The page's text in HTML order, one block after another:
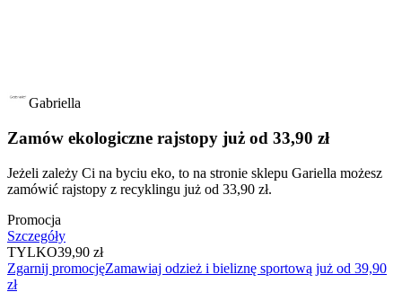
Gabriella
Zamów ekologiczne rajstopy już od 33,90 zł
Jeżeli zależy Ci na byciu eko, to na stronie sklepu Gariella możesz
zamówić rajstopy z recyklingu już od 33,90 zł.
Promocja
Szczegóły
TYLKO39,90 zł
Zgarnij promocjęZamawiaj odzież i bieliznę sportową już od 39,90
zł